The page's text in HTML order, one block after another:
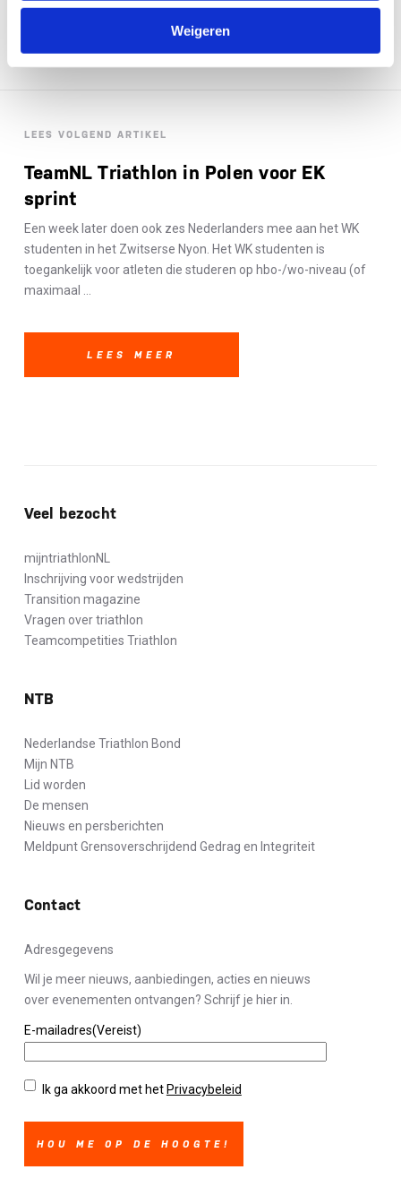
Weigeren
LEES VOLGEND ARTIKEL
TeamNL Triathlon in Polen voor EK
sprint
Een week later doen ook zes Nederlanders mee aan het WK
studenten in het Zwitserse Nyon. Het WK studenten is
toegankelijk voor atleten die studeren op hbo-/wo-niveau (of
maximaal ...
LEES MEER
Veel bezocht
mijntriathlonNL
Inschrijving voor wedstrijden
Transition magazine
Vragen over triathlon
Teamcompetities Triathlon
NTB
Nederlandse Triathlon Bond
Mijn NTB
Lid worden
De mensen
Nieuws en persberichten
Meldpunt Grensoverschrijdend Gedrag en Integriteit
Contact
Adresgegevens
Wil je meer nieuws, aanbiedingen, acties en nieuws
over evenementen ontvangen? Schrijf je hier in.
E-mailadres(Vereist)
Privacybeleid(Vereist)
Ik ga akkoord met het Privacybeleid